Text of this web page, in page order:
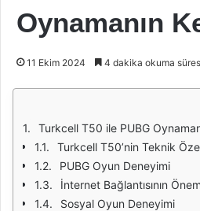
Oynamanın
11 Ekim 2024 4 dakika okuma
Turkcell T50 ile PUBG
Turkcell T50’nin Teknik
PUBG Oyun Deneyimi
İnternet Bağlantısının
Sosyal Oyun Deneyimi